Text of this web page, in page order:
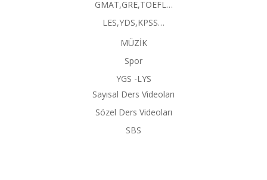
GMAT,GRE,TOEFL…
LES,YDS,KPSS…
MÜZİK
Spor
YGS -LYS
Sayısal Ders Videoları
Sözel Ders Videoları
SBS